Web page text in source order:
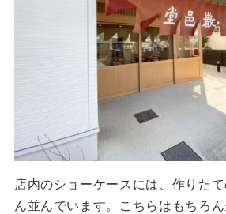
店内のショーケースには、作りた
ん並んでいます。こちらはもちろ